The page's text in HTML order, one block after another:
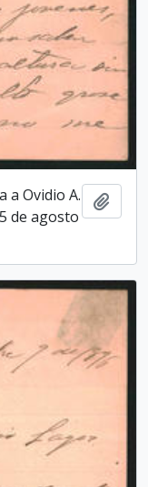
a Ovidio A.
de agosto